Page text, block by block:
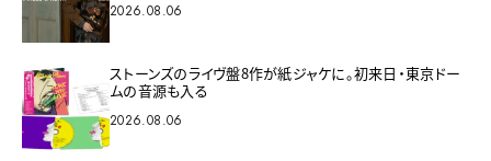
2026.08.06
ストーンズのライヴ盤8作が紙ジャケに。初来日・東京ドー
ムの音源も入る
2026.08.06